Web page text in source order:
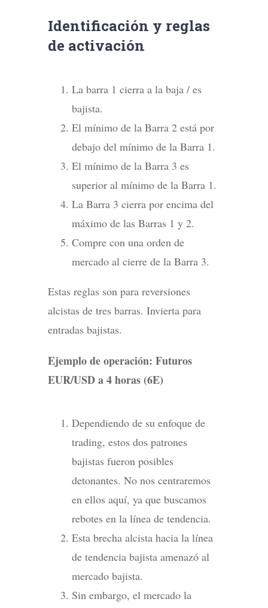
Identificación y reglas
de activación
La barra 1 cierra a la baja / es
bajista.
El mínimo de la Barra 2 está por
debajo del mínimo de la Barra 1.
El mínimo de la Barra 3 es
superior al mínimo de la Barra 1.
La Barra 3 cierra por encima del
máximo de las Barras 1 y 2.
Compre con una orden de
mercado al cierre de la Barra 3.
Estas reglas son para reversiones
alcistas de tres barras. Invierta para
entradas bajistas.
Ejemplo de operación: Futuros
EUR/USD a 4 horas (6E)
Dependiendo de su enfoque de
trading, estos dos patrones
bajistas fueron posibles
detonantes. No nos centraremos
en ellos aquí, ya que buscamos
rebotes en la línea de tendencia.
Esta brecha alcista hacia la línea
de tendencia bajista amenazó al
mercado bajista.
Sin embargo, el mercado la